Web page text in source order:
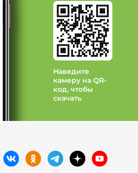
Наведите
камеру на QR-
код, чтобы
скачать